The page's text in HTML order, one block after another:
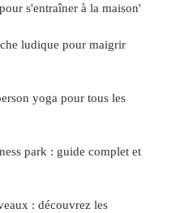
s'entraîner à la maison'
ludique pour maigrir
yoga pour tous les
park : guide complet et
: découvrez les